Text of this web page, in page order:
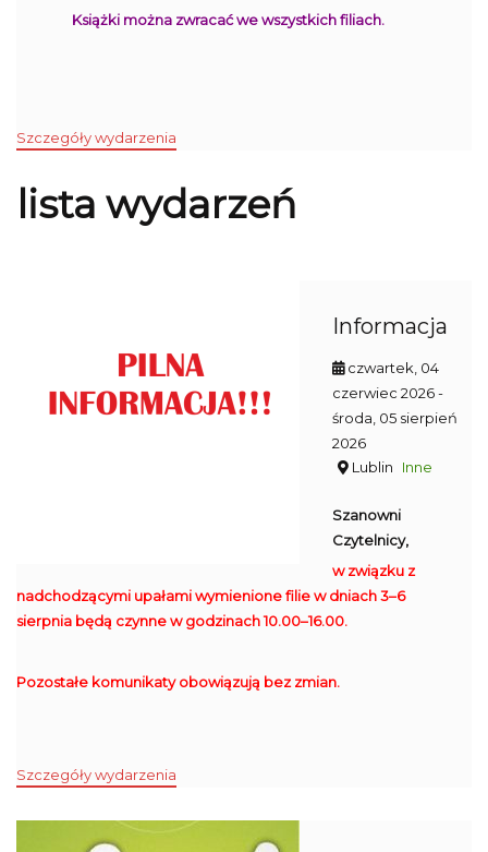
Książki można zwracać we wszystkich filiach.
Szczegóły wydarzenia
lista wydarzeń
Informacja
czwartek, 04
czerwiec 2026-
środa, 05 sierpień
2026
Lublin
Inne
Szanowni
Czytelnicy,
w związku z
nadchodzącymi upałami wymienione filie w dniach 3–6
sierpnia będą czynne w godzinach 10.00–16.00.
Pozostałe komunikaty obowiązują bez zmian.
Szczegóły wydarzenia